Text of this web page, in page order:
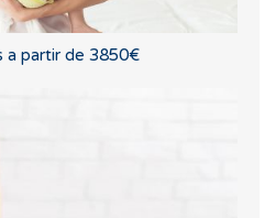
a partir de 3850€